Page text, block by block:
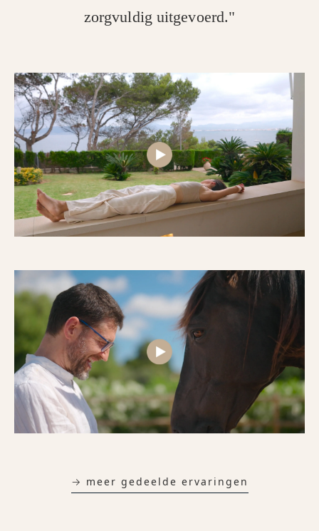
zorgvuldig uitgevoerd."
→ meer gedeelde ervaringen